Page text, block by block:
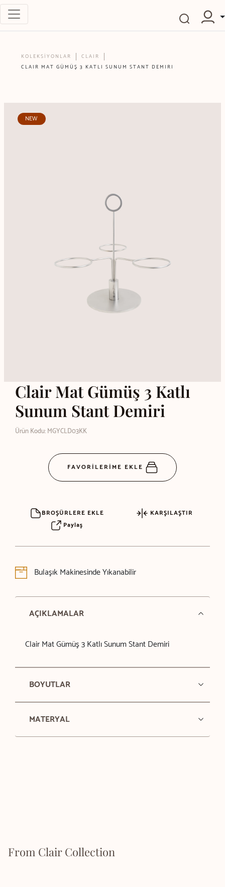
KOLEKSİYONLAR
CLAIR
CLAIR MAT GÜMÜŞ 3 KATLI SUNUM STANT DEMIRI
NEW
Clair Mat Gümüş 3 Katlı
Sunum Stant Demiri
Ürün Kodu: MGYCLD03KK
FAVORİLERİME EKLE
BROŞÜRLERE EKLE
KARŞILAŞTIR
Paylaş
Bulaşık Makinesinde Yıkanabilir
AÇIKLAMALAR
Clair Mat Gümüş 3 Katlı Sunum Stant Demiri
BOYUTLAR
MATERYAL
From Clair Collection